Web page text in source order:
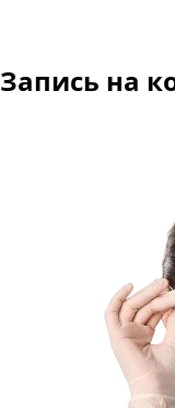
Запись на